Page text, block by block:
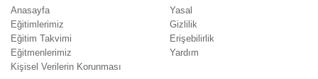
Anasayfa
Eğitimlerimiz
Eğitim Takvimi
Eğitmenlerimiz
Kişisel Verilerin Korunması
Yasal
Gizlilik
Erişebilirlik
Yardım